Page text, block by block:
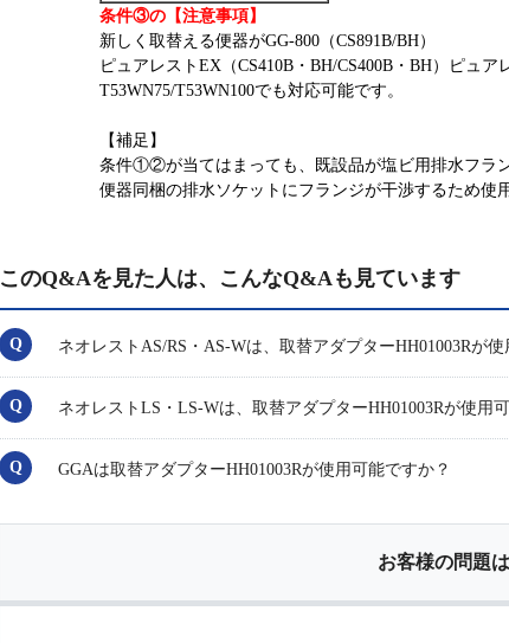
条件③の【注意事項】
新しく取替える便器がGG-800（CS891B/BH）
ピュアレストEX（CS410B・BH/CS400B・BH）ピュア
T53WN75/T53WN100でも対応可能です。
【補足】
条件①②が当てはまっても、既設品が塩ビ用排水フラン
便器同梱の排水ソケットにフランジが干渉するため使
このQ&Aを見た人は、こんなQ&Aも見ています
ネオレストAS/RS・AS-Wは、取替アダプターHH01003Rが使
ネオレストLS・LS-Wは、取替アダプターHH01003Rが使用
GGAは取替アダプターHH01003Rが使用可能ですか？
お客様の問題